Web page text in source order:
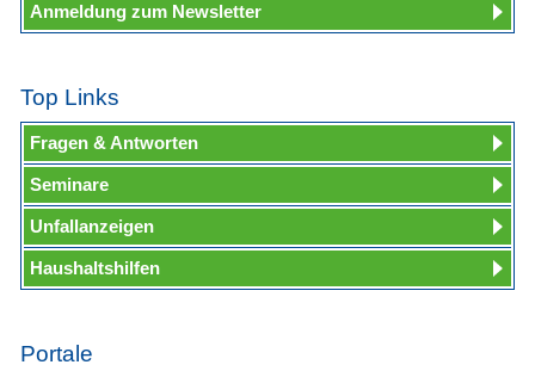
Anmeldung zum Newsletter
Top Links
Fragen & Antworten
Seminare
Unfallanzeigen
Haushaltshilfen
Portale